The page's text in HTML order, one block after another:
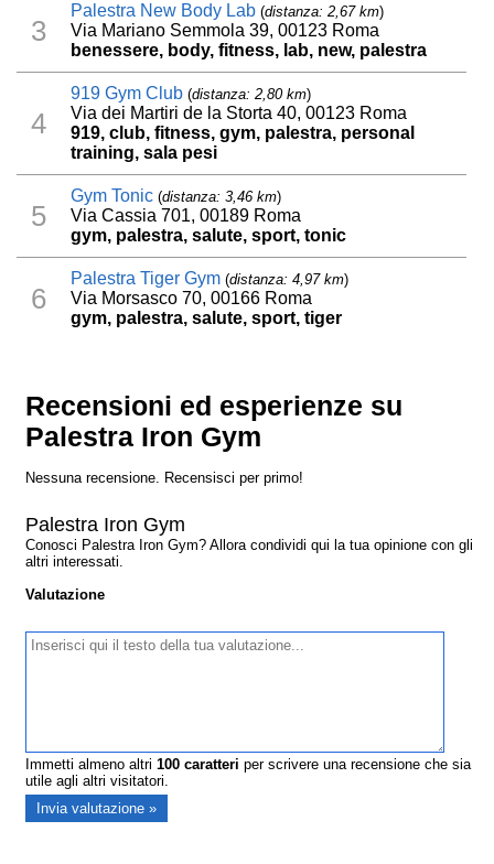
3
Palestra New Body Lab (distanza: 2,67 km)
Via Mariano Semmola 39, 00123 Roma
benessere, body, fitness, lab, new, palestra
4
919 Gym Club (distanza: 2,80 km)
Via dei Martiri de la Storta 40, 00123 Roma
919, club, fitness, gym, palestra, personal
training, sala pesi
5
Gym Tonic (distanza: 3,46 km)
Via Cassia 701, 00189 Roma
gym, palestra, salute, sport, tonic
6
Palestra Tiger Gym (distanza: 4,97 km)
Via Morsasco 70, 00166 Roma
gym, palestra, salute, sport, tiger
Recensioni ed esperienze su
Palestra Iron Gym
Nessuna recensione. Recensisci per primo!
Palestra Iron Gym
Conosci Palestra Iron Gym? Allora condividi qui la tua opinione con gli
altri interessati.
Valutazione
Immetti almeno altri100 caratteri per scrivere una recensione che sia
utile agli altri visitatori.